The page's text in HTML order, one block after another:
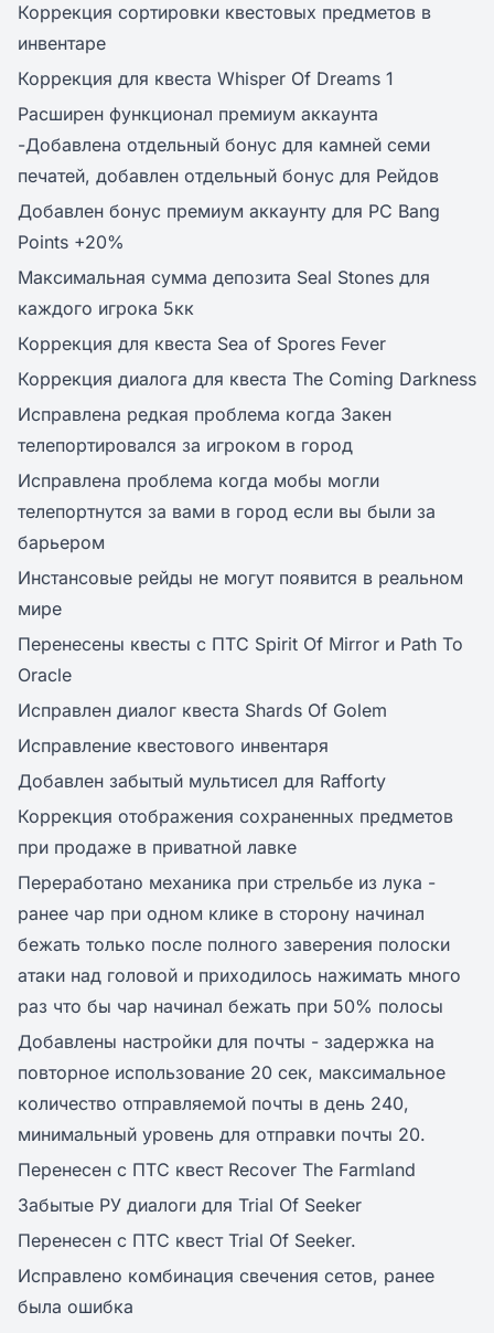
Коррекция сортировки квестовых предметов в
инвентаре
Коррекция для квеста Whisper Of Dreams 1
Расширен функционал премиум аккаунта
-Добавлена отдельный бонус для камней семи
печатей, добавлен отдельный бонус для Рейдов
Добавлен бонус премиум аккаунту для PC Bang
Points +20%
Максимальная сумма депозита Seal Stones для
каждого игрока 5кк
Коррекция для квеста Sea of Spores Fever
Коррекция диалога для квеста The Coming Darkness
Исправлена редкая проблема когда Закен
телепортировался за игроком в город
Исправлена проблема когда мобы могли
телепортнутся за вами в город если вы были за
барьером
Инстансовые рейды не могут появится в реальном
мире
Перенесены квесты с ПТС Spirit Of Mirror и Path To
Oracle
Исправлен диалог квеста Shards Of Golem
Исправление квестового инвентаря
Добавлен забытый мультисел для Rafforty
Коррекция отображения сохраненных предметов
при продаже в приватной лавке
Переработано механика при стрельбе из лука -
ранее чар при одном клике в сторону начинал
бежать только после полного заверения полоски
атаки над головой и приходилось нажимать много
раз что бы чар начинал бежать при 50% полосы
Добавлены настройки для почты - задержка на
повторное использование 20 сек, максимальное
количество отправляемой почты в день 240,
минимальный уровень для отправки почты 20.
Перенесен с ПТС квест Recover The Farmland
Забытые РУ диалоги для Trial Of Seeker
Перенесен с ПТС квест Trial Of Seeker.
Исправлено комбинация свечения сетов, ранее
была ошибка